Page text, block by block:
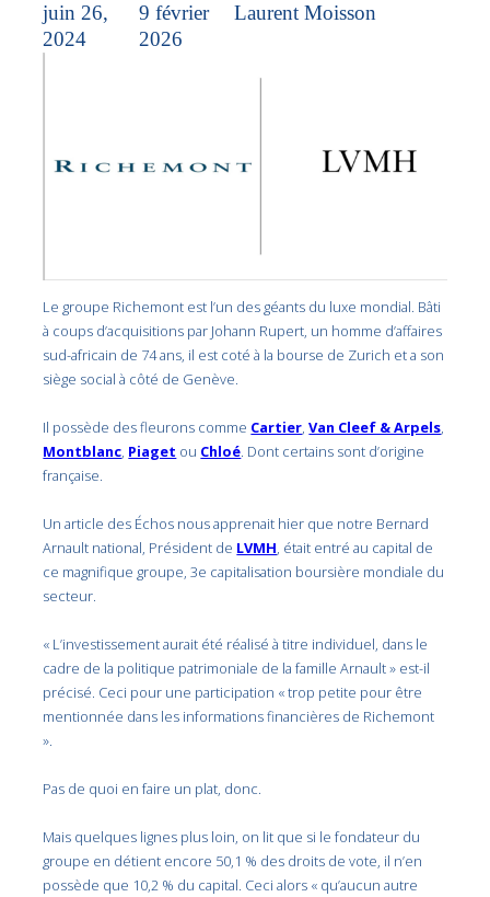
juin 26,
2024
9 février
2026
Laurent Moisson
Le groupe Richemont est l’un des géants du luxe mondial. Bâti
à coups d’acquisitions par Johann Rupert, un homme d’affaires
sud-africain de 74 ans, il est coté à la bourse de Zurich et a son
siège social à côté de Genève.
Il possède des fleurons comme Cartier,Van Cleef & Arpels,
Montblanc, Piaget ou Chloé. Dont certains sont d’origine
française.
Un article des Échos nous apprenait hier que notre Bernard
Arnault national, Président de LVMH, était entré au capital de
ce magnifique groupe, 3e capitalisation boursière mondiale du
secteur.
« L’investissement aurait été réalisé à titre individuel, dans le
cadre de la politique patrimoniale de la famille Arnault » est-il
précisé. Ceci pour une participation « trop petite pour être
mentionnée dans les informations financières de Richemont
».
Pas de quoi en faire un plat, donc.
Mais quelques lignes plus loin, on lit que si le fondateur du
groupe en détient encore 50,1 % des droits de vote, il n’en
possède que 10,2 % du capital. Ceci alors « qu’aucun autre